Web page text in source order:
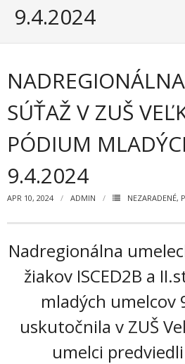
- Súčasnosť
- KULTÚRNO-SPOLOČENSKÉ
Zamestnanci
- Vedenie školy
- Pedagogickí zamestnanci
- Nepedagogickí zamestnanci
zamestnancov
Vyučované odbory
- Hudobný odbor
- Výtvarný odbor
9.4.2024
SÚŤAŽ V ZUŠ
PÓDIUM
9.4.2024
APR 10, 2024 ADMIN NEZARADENÉ,
Nadregionálna
žiakov ISCED2B a
mladých umelcov
uskutočnila v ZUŠ
umelci